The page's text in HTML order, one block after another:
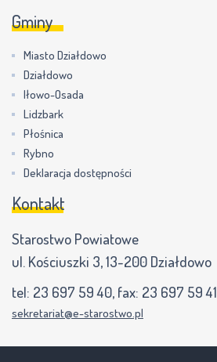
Gminy
Miasto Działdowo
Działdowo
Iłowo-Osada
Lidzbark
Płośnica
Rybno
Deklaracja dostępności
Kontakt
Starostwo Powiatowe
ul. Kościuszki 3, 13-200 Działdowo
tel: 23 697 59 40, fax: 23 697 59 41
sekretariat@e-starostwo.pl